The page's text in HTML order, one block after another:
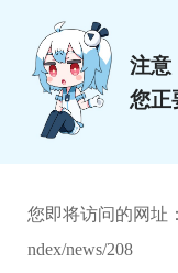
注意
您正
您即将访问的网址：
ndex/news/208